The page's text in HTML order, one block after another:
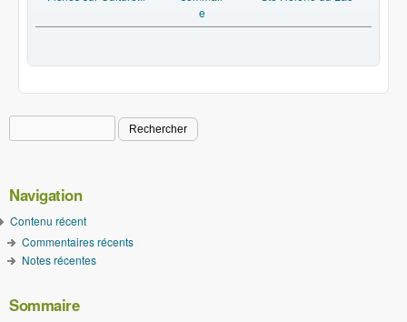
e
Formulaire de recherche
Navigation
Contenu récent
Commentaires récents
Notes récentes
Sommaire